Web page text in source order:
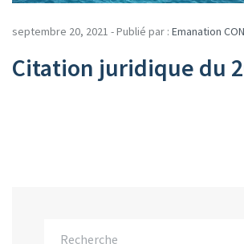
septembre 20, 2021 - Publié par : Emanation
Citation juridique du